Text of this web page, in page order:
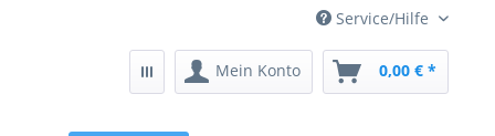
Service/Hilfe
Mein Konto 0,00 € *